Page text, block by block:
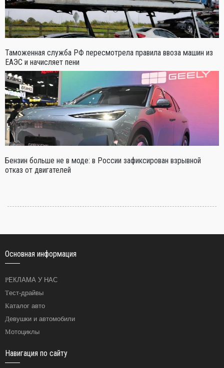
Таможенная служба РФ пересмотрела правила ввоза машин из
ЕАЭС и начисляет пени
Бензин больше не в моде: в России зафиксирован взрывной
отказ от двигателей
Основная информация
РЕКЛАМА У НАС
Тест-драйвы
Каталог авто
Девушки и автомобили
Мотоциклы
Навигация по сайту